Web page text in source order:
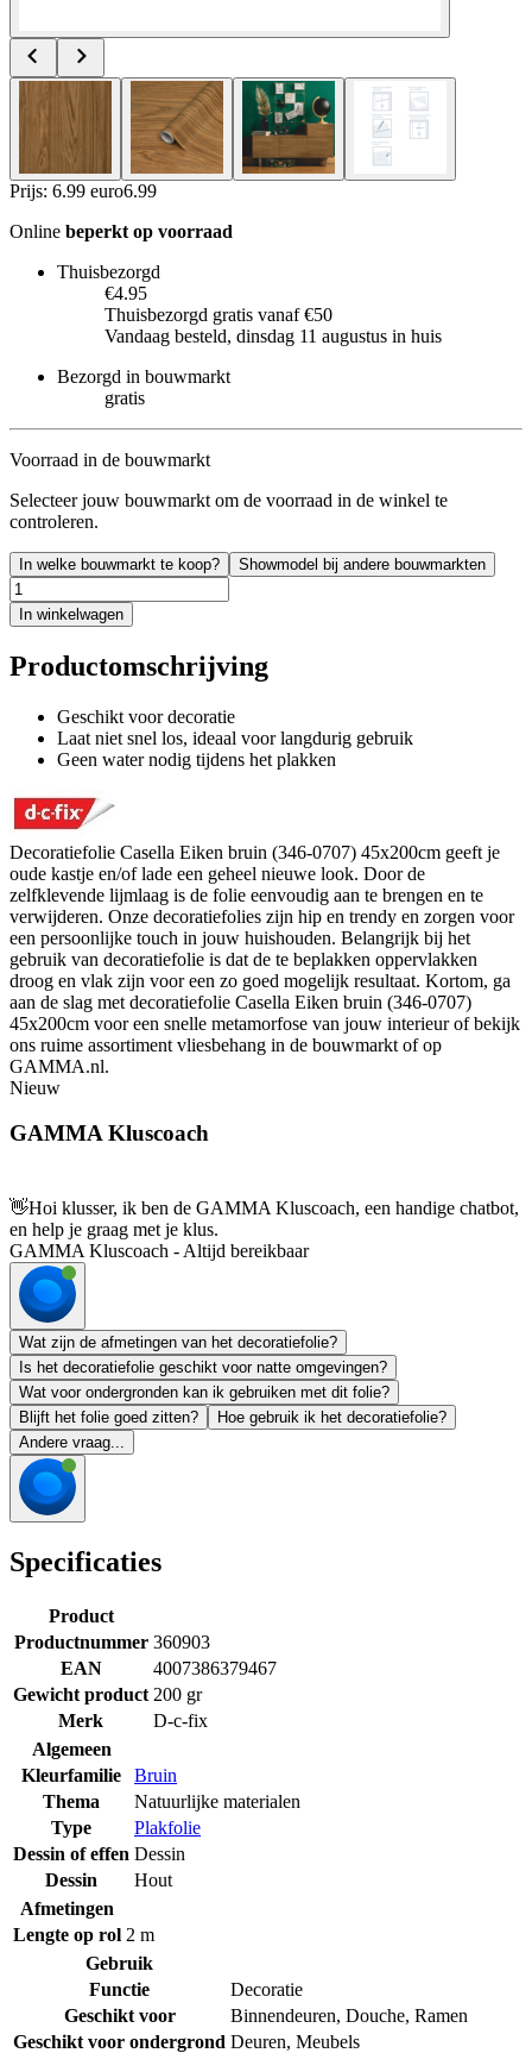
Prijs: 6.99 euro6.99
Online beperkt op voorraad
Thuisbezorgd
€4.95
Thuisbezorgd gratis vanaf €50
Vandaag besteld, dinsdag 11 augustus in huis
Bezorgd in bouwmarkt
gratis
Voorraad in de bouwmarkt
Selecteer jouw bouwmarkt om de voorraad in de winkel te
controleren.
In welke bouwmarkt te koop? Showmodel bij andere bouwmarkten
In winkelwagen
Productomschrijving
Geschikt voor decoratie
Laat niet snel los, ideaal voor langdurig gebruik
Geen water nodig tijdens het plakken
Decoratiefolie Casella Eiken bruin (346-0707) 45x200cm geeft je
oude kastje en/of lade een geheel nieuwe look. Door de
zelfklevende lijmlaag is de folie eenvoudig aan te brengen en te
verwijderen. Onze decoratiefolies zijn hip en trendy en zorgen voor
een persoonlijke touch in jouw huishouden. Belangrijk bij het
gebruik van decoratiefolie is dat de te beplakken oppervlakken
droog en vlak zijn voor een zo goed mogelijk resultaat. Kortom, ga
aan de slag met decoratiefolie Casella Eiken bruin (346-0707)
45x200cm voor een snelle metamorfose van jouw interieur of bekijk
ons ruime assortiment vliesbehang in de bouwmarkt of op
GAMMA.nl.
Nieuw
GAMMA Kluscoach
👋Hoi klusser, ik ben de GAMMA Kluscoach, een handige chatbot,
en help je graag met je klus.
GAMMA Kluscoach - Altijd bereikbaar
Wat zijn de afmetingen van het decoratiefolie?
Is het decoratiefolie geschikt voor natte omgevingen?
Wat voor ondergronden kan ik gebruiken met dit folie?
Blijft het folie goed zitten?
Hoe gebruik ik het decoratiefolie?
Andere vraag...
Specificaties
Product
Productnummer 360903
EAN
4007386379467
Gewicht product 200 gr
Merk
D-c-fix
Algemeen
Kleurfamilie
Bruin
Thema
Natuurlijke materialen
Type
Plakfolie
Dessin of effen Dessin
Dessin
Hout
Afmetingen
Lengte op rol 2 m
Gebruik
Functie
Decoratie
Geschikt voor
Binnendeuren, Douche, Ramen
Geschikt voor ondergrond Deuren, Meubels